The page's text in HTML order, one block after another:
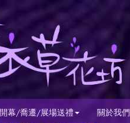
開幕/喬遷/展場送禮 關於我們